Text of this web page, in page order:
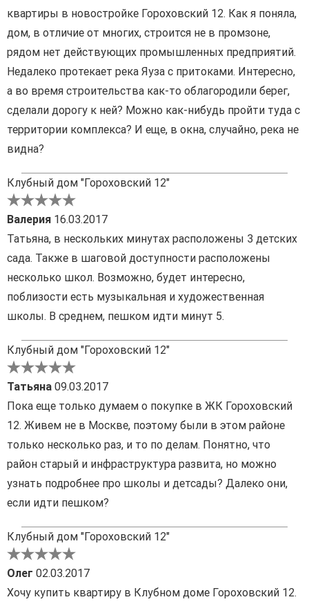
квартиры в новостройке Гороховский 12. Как я поняла,
дом, в отличие от многих, строится не в промзоне,
рядом нет действующих промышленных предприятий.
Недалеко протекает река Яуза с притоками. Интересно,
а во время строительства как-то облагородили берег,
сделали дорогу к ней? Можно как-нибудь пройти туда с
территории комплекса? И еще, в окна, случайно, река не
видна?
Клубный дом "Гороховский 12"
Валерия 16.03.2017
Татьяна, в нескольких минутах расположены 3 детских
сада. Также в шаговой доступности расположены
несколько школ. Возможно, будет интересно,
поблизости есть музыкальная и художественная
школы. В среднем, пешком идти минут 5.
Клубный дом "Гороховский 12"
Татьяна 09.03.2017
Пока еще только думаем о покупке в ЖК Гороховский
12. Живем не в Москве, поэтому были в этом районе
только несколько раз, и то по делам. Понятно, что
район старый и инфраструктура развита, но можно
узнать подробнее про школы и детсады? Далеко они,
если идти пешком?
Клубный дом "Гороховский 12"
Олег 02.03.2017
Хочу купить квартиру в Клубном доме Гороховский 12.